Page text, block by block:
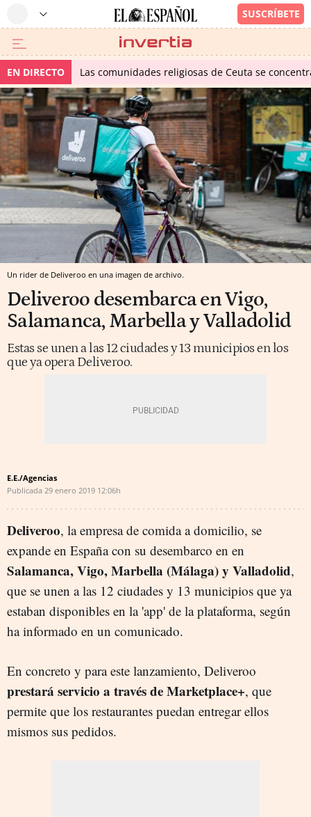
EN DIRECTO Las comunidades religiosas de Ceuta se
Un rider de Deliveroo en una imagen de archivo.
Deliveroo desembarca en Vigo,
Salamanca, Marbella y Valladolid
Estas se unen a las 12 ciudades y 13 municipios en los
que ya opera Deliveroo.
E.E./Agencias
Publicada 29 enero 2019 12:06h
Deliveroo, la empresa de comida a domicilio, se
expande en España con su desembarco en en
Salamanca, Vigo, Marbella (Málaga) y Valladolid,
que se unen a las 12 ciudades y 13 municipios que ya
estaban disponibles en la 'app' de la plataforma, según
ha informado en un comunicado.
En concreto y para este lanzamiento, Deliveroo
prestará servicio a través de Marketplace+, que
permite que los restaurantes puedan entregar ellos
mismos sus pedidos.